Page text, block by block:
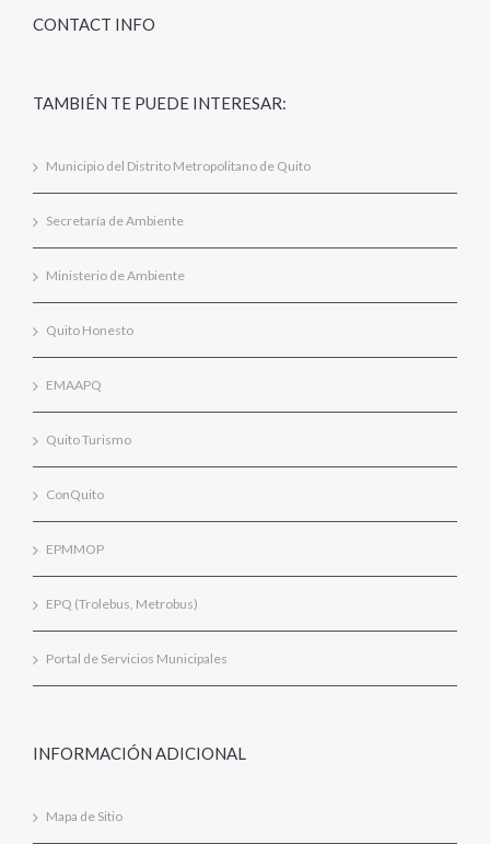
CONTACT INFO
TAMBIÉN TE PUEDE INTERESAR:
Municipio del Distrito Metropolitano de Quito
Secretaría de Ambiente
Ministerio de Ambiente
Quito Honesto
EMAAPQ
Quito Turismo
ConQuito
EPMMOP
EPQ (Trolebus, Metrobus)
Portal de Servicios Municipales
INFORMACIÓN ADICIONAL
Mapa de Sitio